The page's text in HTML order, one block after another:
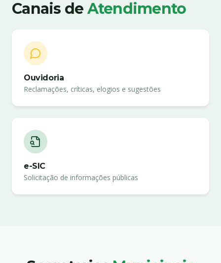
Canais de Atendimento
Ouvidoria
Reclamações, críticas, elogios e sugestões
e-SIC
Solicitação de informações públicas